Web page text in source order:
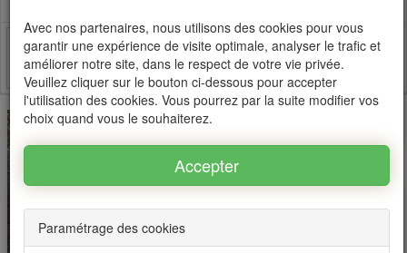
Avec nos partenaires, nous utilisons des cookies pour vous
garantir une expérience de visite optimale, analyser le trafic et
améliorer notre site, dans le respect de votre vie privée.
Veuillez cliquer sur le bouton ci-dessous pour accepter
l'utilisation des cookies. Vous pourrez par la suite modifier vos
choix quand vous le souhaiterez.
Paramétrage des cookies
Facebook Twitter Email